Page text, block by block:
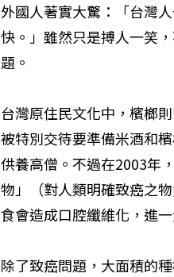
外國人著實大驚：「台灣
快。」雖然只是搏人一笑
題。
台灣原住民文化中，檳榔
被特別交待要準備米酒和
供養高僧。不過在2003年
物」（對人類明確致癌之
食會造成口腔纖維化，進
除了致癌問題，大面積的